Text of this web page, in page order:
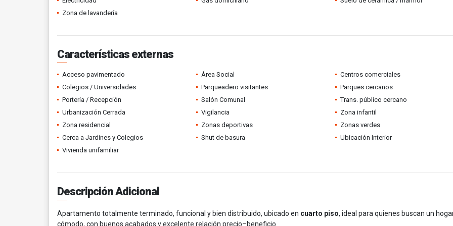
Zona de lavandería
Características externas
Acceso pavimentado Área Social
Centros comerciales
Colegios / Universidades
Parqueadero visitantes
Parques cercanos
Portería / Recepción
Salón Comunal
Trans. público cercano
Urbanización Cerrada
Vigilancia
Zona infantil
Zona residencial
Zonas deportivas
Zonas verdes
Cerca a Jardines y Colegios
Shut de basura
Ubicación Interior
Vivienda unifamiliar
Descripción Adicional
Apartamento totalmente terminado, funcional y bien distribuido, ubicado en cuarto piso, ideal para quienes buscan un
cómodo, con buenos acabados y excelente relación precio–beneficio.